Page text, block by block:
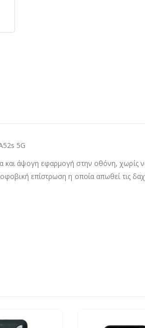
5G
άψογη εφαρμογή στην οθόνη, χωρίς
επίστρωση η οποία απωθεί τις